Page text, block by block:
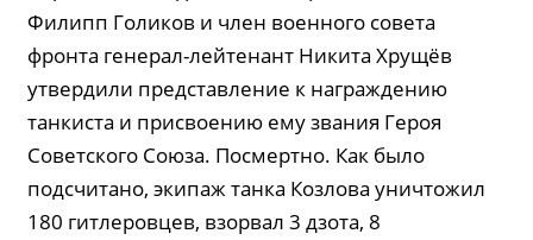
Филипп Голиков и член военного совета
фронта генерал-лейтенант Никита Хрущёв
утвердили представление к награждению
танкиста и присвоению ему звания Героя
Советского Союза. Посмертно. Как было
подсчитано, экипаж танка Козлова уничтожил
180 гитлеровцев, взорвал 3 дзота, 8